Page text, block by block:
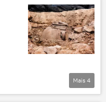
Mais 4